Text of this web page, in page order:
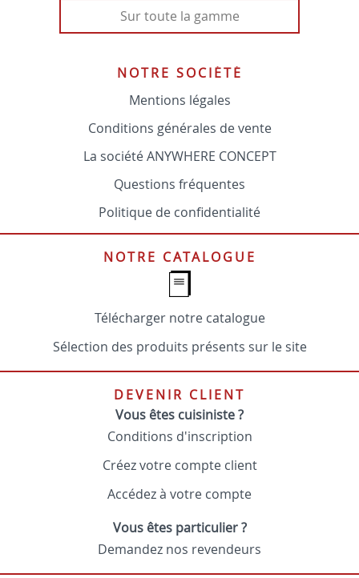
Sur toute la gamme
NOTRE SOCIÉTÉ
Mentions légales
Conditions générales de vente
La société ANYWHERE CONCEPT
Questions fréquentes
Politique de confidentialité
NOTRE CATALOGUE
Télécharger notre catalogue
Sélection des produits présents sur le site
DEVENIR CLIENT
Vous êtes cuisiniste ?
Conditions d'inscription
Créez votre compte client
Accédez à votre compte
Vous êtes particulier ?
Demandez nos revendeurs